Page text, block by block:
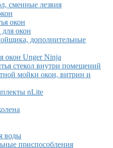
сменные лезвия
окон
окон
дополнительные
окон Unger Ninja
стекол внутри помещений
мойки окон, витрин и
nLite
воды
приспособления